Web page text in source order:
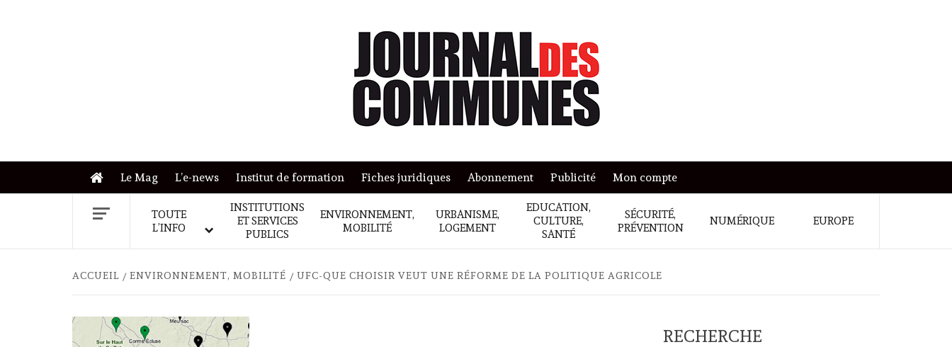
Le Mag L’e-news Institut de formation Fiches juridiques Abonnement Publicité Mon compte
TOUTE
L’INFO
INSTITUTIONS
ET SERVICES
PUBLICS
ENVIRONNEMENT,
MOBILITÉ
URBANISME,
LOGEMENT
EDUCATION,
CULTURE,
SANTÉ
SÉCURITÉ,
PRÉVENTION
NUMÉRIQUE EUROPE
ACCUEIL ENVIRONNEMENT, MOBILITÉ UFC-QUE CHOISIR VEUT UNE RÉFORME DE LA POLITIQUE AGRICOLE
RECHERCHE